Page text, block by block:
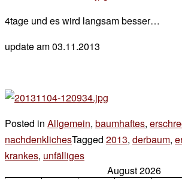
4tage und es wird langsam besser…
update am 03.11.2013
Posted in Allgemein, baumhaftes,
nachdenklichesTagged 2013, derbaum,
krankes, unfälliges
August 2026